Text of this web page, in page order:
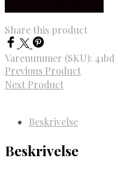
Share this product
Varenummer (SKU):
Previous Product
Next Product
Beskrivelse
Beskrivelse